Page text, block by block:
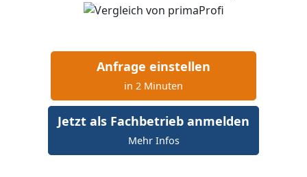
Anfrage einstellen
in 2 Minuten
Jetzt als Fachbetrieb anmelden
Mehr Infos